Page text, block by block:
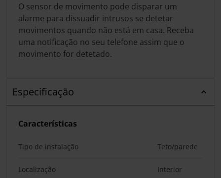
O sensor de movimento pode disparar um
alarme para dissuadir intrusos se detetar
movimentos quando não está em casa. Receba
uma notificação no seu telefone assim que o
movimento for detetado.
Especificação
Características
Tipo de instalação Teto/parede
Localização Interior